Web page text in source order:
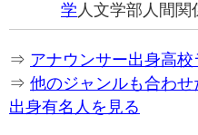
学 人文学部人間
⇒ アナウンサー出身高
⇒ 他のジャンルも合わ
出身有名人を見る